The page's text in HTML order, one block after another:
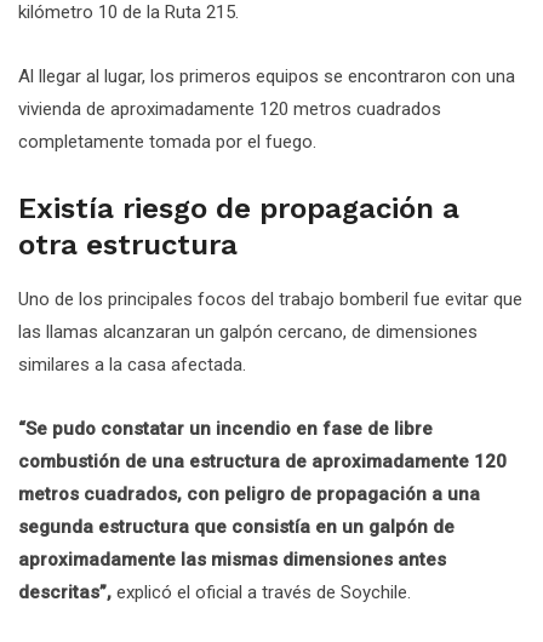
kilómetro 10 de la Ruta 215.
Al llegar al lugar, los primeros equipos se encontraron con una
vivienda de aproximadamente 120 metros cuadrados
completamente tomada por el fuego.
Existía riesgo de propagación a
otra estructura
Uno de los principales focos del trabajo bomberil fue evitar que
las llamas alcanzaran un galpón cercano, de dimensiones
similares a la casa afectada.
“Se pudo constatar un incendio en fase de libre
combustión de una estructura de aproximadamente 120
metros cuadrados, con peligro de propagación a una
segunda estructura que consistía en un galpón de
aproximadamente las mismas dimensiones antes
descritas”, explicó el oficial a través de Soychile.